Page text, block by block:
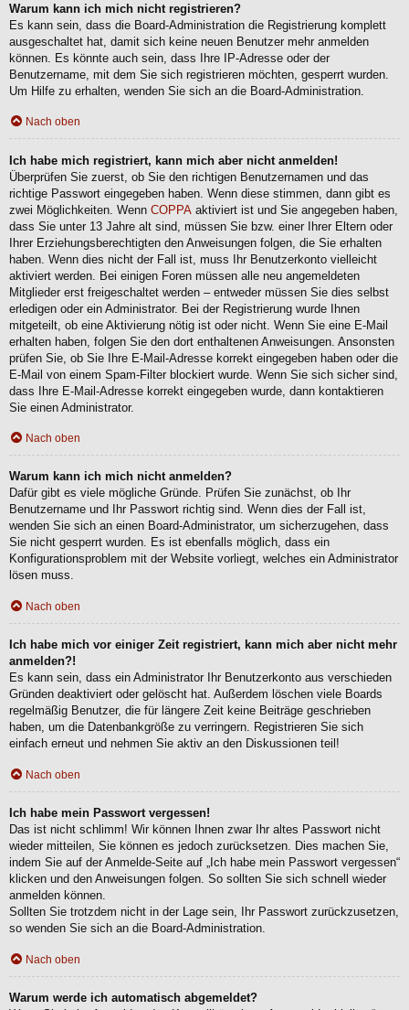
Warum kann ich mich nicht registrieren?
Es kann sein, dass die Board-Administration die Registrierung komplett
ausgeschaltet hat, damit sich keine neuen Benutzer mehr anmelden
können. Es könnte auch sein, dass Ihre IP-Adresse oder der
Benutzername, mit dem Sie sich registrieren möchten, gesperrt wurden.
Um Hilfe zu erhalten, wenden Sie sich an die Board-Administration.
Nach oben
Ich habe mich registriert, kann mich aber nicht anmelden!
Überprüfen Sie zuerst, ob Sie den richtigen Benutzernamen und das
richtige Passwort eingegeben haben. Wenn diese stimmen, dann gibt es
zwei Möglichkeiten. Wenn COPPA aktiviert ist und Sie angegeben haben,
dass Sie unter 13 Jahre alt sind, müssen Sie bzw. einer Ihrer Eltern oder
Ihrer Erziehungsberechtigten den Anweisungen folgen, die Sie erhalten
haben. Wenn dies nicht der Fall ist, muss Ihr Benutzerkonto vielleicht
aktiviert werden. Bei einigen Foren müssen alle neu angemeldeten
Mitglieder erst freigeschaltet werden – entweder müssen Sie dies selbst
erledigen oder ein Administrator. Bei der Registrierung wurde Ihnen
mitgeteilt, ob eine Aktivierung nötig ist oder nicht. Wenn Sie eine E-Mail
erhalten haben, folgen Sie den dort enthaltenen Anweisungen. Ansonsten
prüfen Sie, ob Sie Ihre E-Mail-Adresse korrekt eingegeben haben oder die
E-Mail von einem Spam-Filter blockiert wurde. Wenn Sie sich sicher sind,
dass Ihre E-Mail-Adresse korrekt eingegeben wurde, dann kontaktieren
Sie einen Administrator.
Nach oben
Warum kann ich mich nicht anmelden?
Dafür gibt es viele mögliche Gründe. Prüfen Sie zunächst, ob Ihr
Benutzername und Ihr Passwort richtig sind. Wenn dies der Fall ist,
wenden Sie sich an einen Board-Administrator, um sicherzugehen, dass
Sie nicht gesperrt wurden. Es ist ebenfalls möglich, dass ein
Konfigurationsproblem mit der Website vorliegt, welches ein Administrator
lösen muss.
Nach oben
Ich habe mich vor einiger Zeit registriert, kann mich aber nicht mehr
anmelden?!
Es kann sein, dass ein Administrator Ihr Benutzerkonto aus verschieden
Gründen deaktiviert oder gelöscht hat. Außerdem löschen viele Boards
regelmäßig Benutzer, die für längere Zeit keine Beiträge geschrieben
haben, um die Datenbankgröße zu verringern. Registrieren Sie sich
einfach erneut und nehmen Sie aktiv an den Diskussionen teil!
Nach oben
Ich habe mein Passwort vergessen!
Das ist nicht schlimm! Wir können Ihnen zwar Ihr altes Passwort nicht
wieder mitteilen, Sie können es jedoch zurücksetzen. Dies machen Sie,
indem Sie auf der Anmelde-Seite auf „Ich habe mein Passwort vergessen“
klicken und den Anweisungen folgen. So sollten Sie sich schnell wieder
anmelden können.
Sollten Sie trotzdem nicht in der Lage sein, Ihr Passwort zurückzusetzen,
so wenden Sie sich an die Board-Administration.
Nach oben
Warum werde ich automatisch abgemeldet?